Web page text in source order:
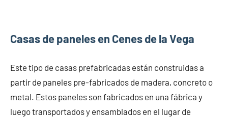
Casas de paneles en Cenes de la Vega
Este tipo de casas prefabricadas están construidas a
partir de paneles pre-fabricados de madera, concreto o
metal. Estos paneles son fabricados en una fábrica y
luego transportados y ensamblados en el lugar de